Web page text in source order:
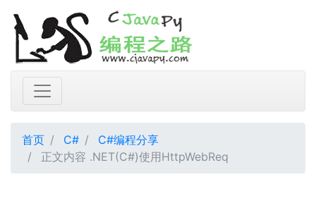
首页 C#
C#编程分享
正文内容 .NET(C#)使用HttpWebReq